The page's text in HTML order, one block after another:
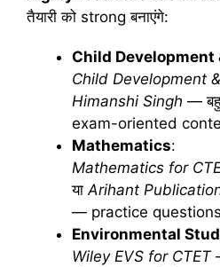
तैयारी को strong बनाएंगे:
Child Development
Child Development
Himanshi Singh —
exam-oriented
Mathematics:
Mathematics for
याArihant
— practice questions
Environmental
Wiley EVS for CTET